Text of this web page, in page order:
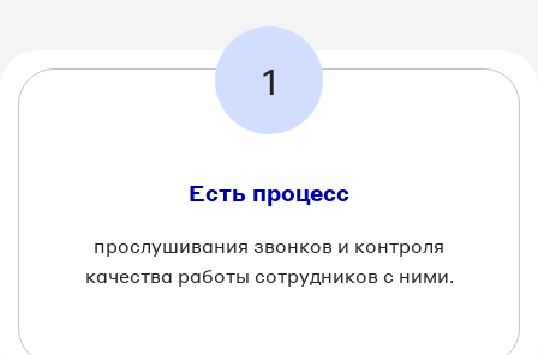
1
Есть процесс
прослушивания звонков и контроля
качества работы сотрудников с ними.